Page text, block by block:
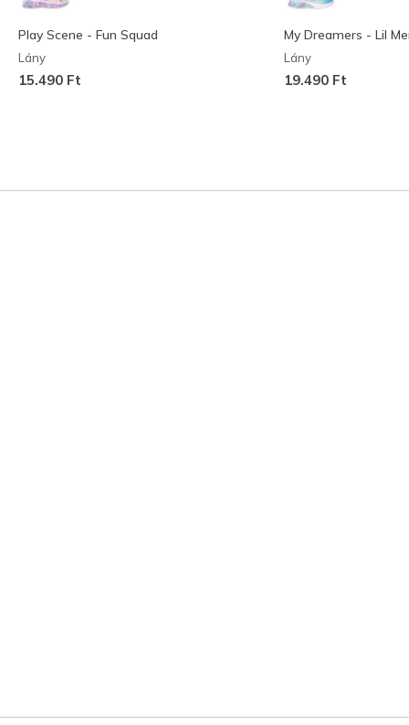
Play Scene - Fun Squad
Lány
15.490 Ft
My Dreamers - Lil
Lány
19.490 Ft